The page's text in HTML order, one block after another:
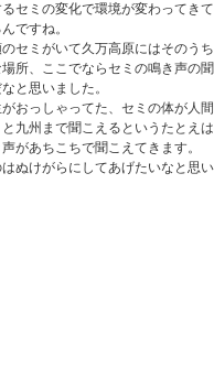
セミの変化で環境が変わってき
ですね。
セミがいて久万高原にはそのう
所、ここでならセミの鳴き声の
と思いました。
おっしゃってた、セミの体が人
九州まで聞こえるというたとえは
があちこちで聞こえてきます。
ぬけがらにしてあげたいなと思い